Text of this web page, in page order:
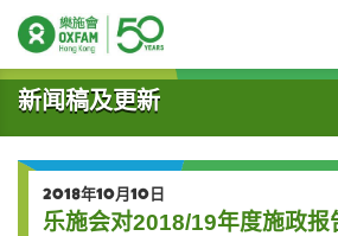
开始主要内容
新闻稿及更新
2018年10月10日
乐施会对2018/19年度施政报